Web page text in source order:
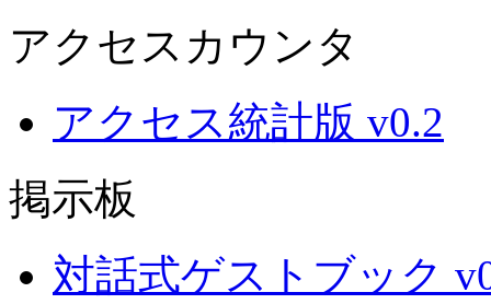
アクセスカウンタ
アクセス統計版 v0.2
掲示板
対話式ゲストブック